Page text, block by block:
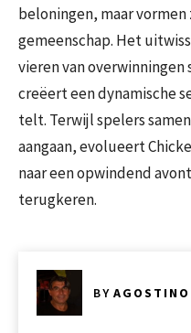
beloningen, maar
gemeenschap. Het
vieren van
creëert een dynamische
telt. Terwijl spelers
aangaan, evolueert
naar een opwindend
terugkeren.
BY